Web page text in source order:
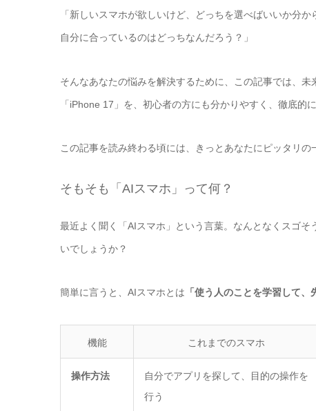
「新しいスマホが欲しいけど、どっちを選べばいいか分
自分に合っているのはどっちなんだろう？」
そんなあなたの悩みを解決するために、この記事では、
「iPhone 17」を、初心者の方にも分かりやすく、徹底的
この記事を読み終わる頃には、きっとあなたにピッタリの
そもそも「AIスマホ」って何？
最近よく聞く「AIスマホ」という言葉。なんとなくスゴ
いでしょうか？
簡単に言うと、AIスマホとは 「使う人のことを学習して
機能 これまでのスマホ
操作方法
自分でアプリを探して、目的の操作を
行う